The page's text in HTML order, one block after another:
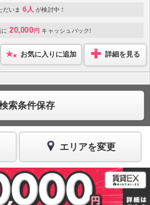
だいま 6人 が検討中！
20,000 円 キャッシュバック!
お気に入りに追加 詳細を見る
索条件保存
エリアを変更